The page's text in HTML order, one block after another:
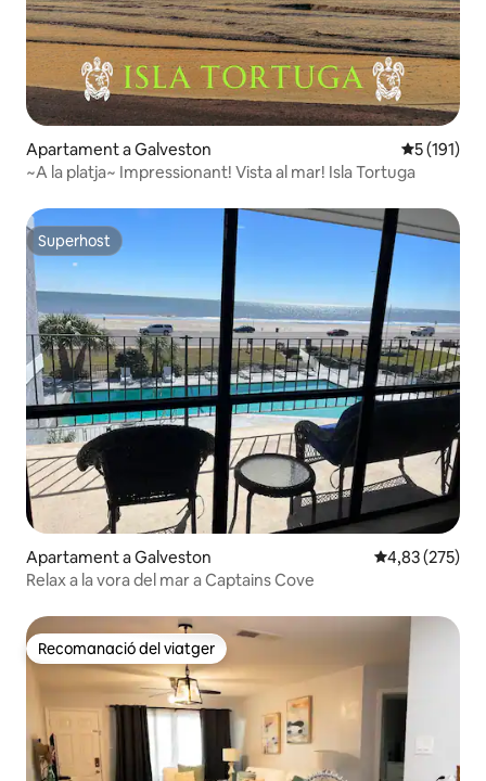
Apartament a Galveston 5 de
5 (191)
~A la platja~ Impressionant! Vista al mar! Isla Tortuga
Superhost
Superhost
Apartament a Galveston 4,83 de
4,83 (275)
Relax a la vora del mar a Captains Cove
Recomanació del viatger
Recomanació del viatger